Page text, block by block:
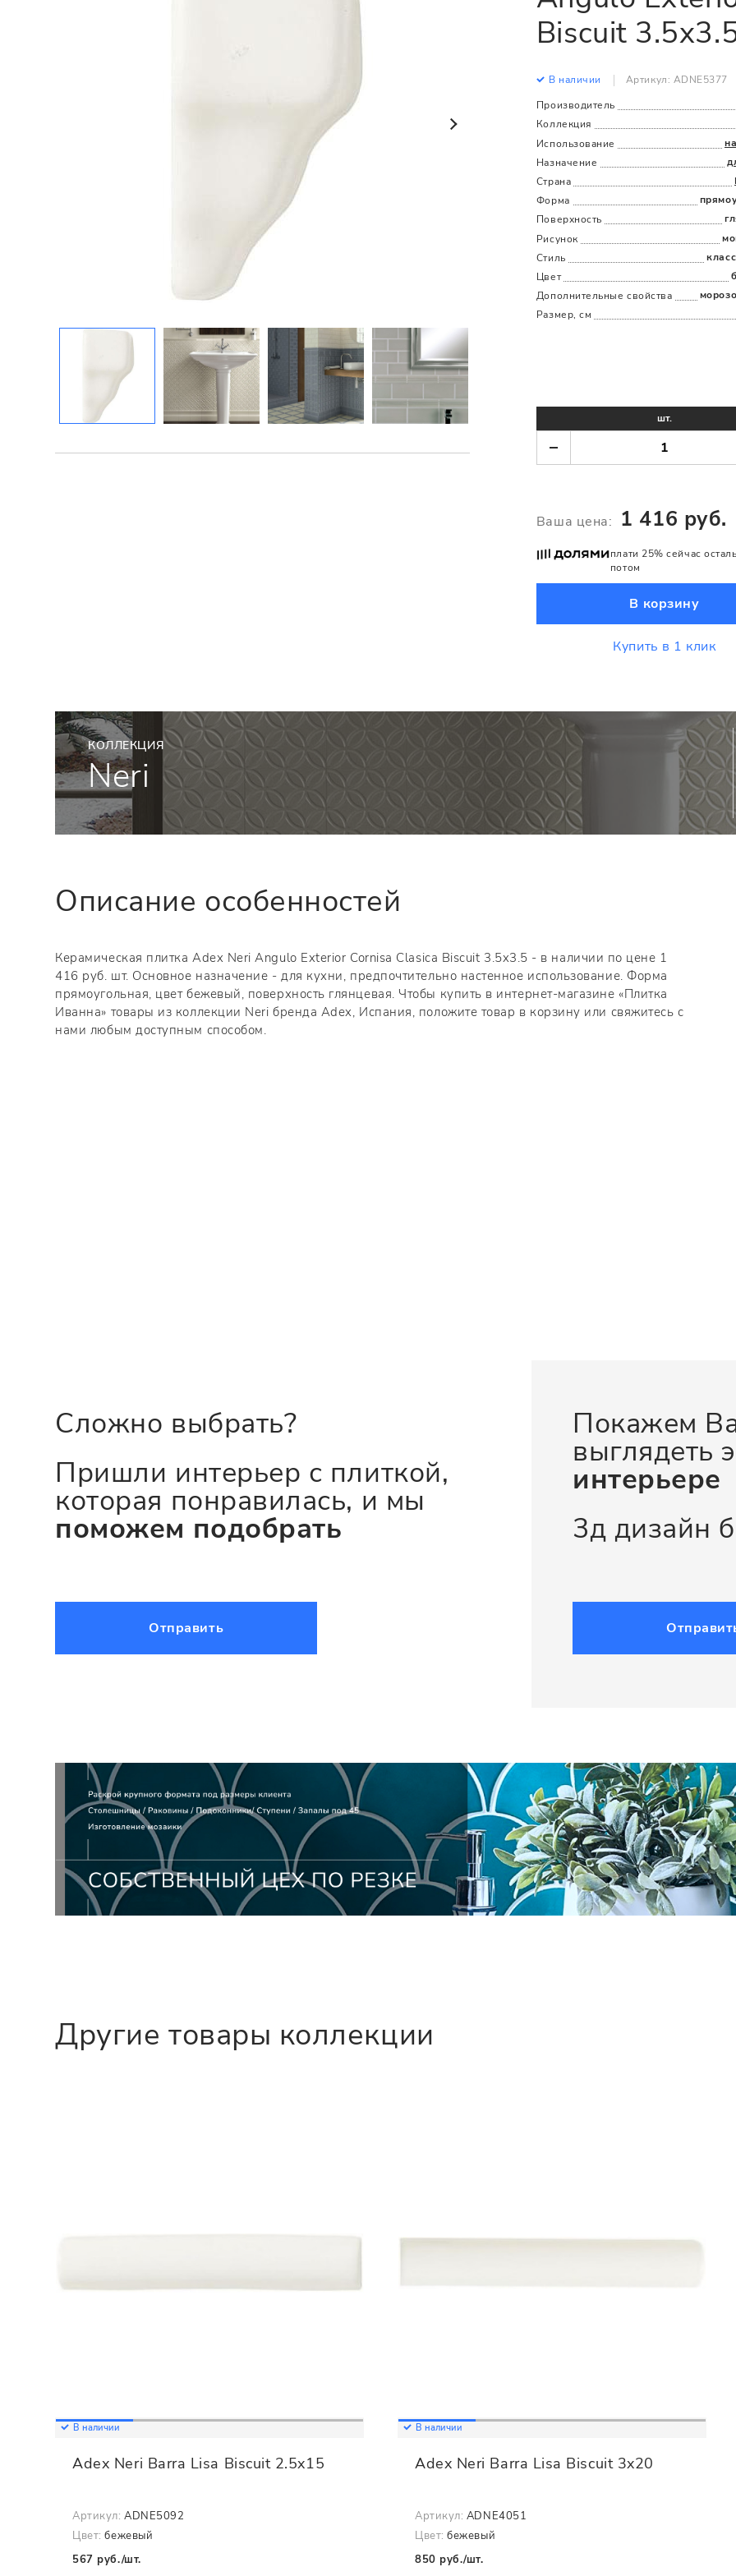
Все
Biscuit
В наличии
Артикул: ADNE5377
Производитель
Коллекция
Использование
Назначение
Страна
Форма
Поверхность
Рисунок
Стиль
Цвет
Дополнительные cвойства
Размер, см
шт.
Ваша цена: 1 416 руб.
плати 25% сейчас
потом
В корзину
Купить в 1 клик
КОЛЛЕКЦИЯ
Neri
Описание особенностей
Керамическая плитка Adex Neri Angulo Exterior Cornisa Clasica Biscuit 3.5x3.5 - в наличии по цене 1
416 руб. шт. Основное назначение - для кухни, предпочтительно настенное использование. Форма
прямоугольная, цвет бежевый, поверхность глянцевая. Чтобы купить в интернет-магазине «Плитка
Иванна» товары из коллекции Neri бренда Adex, Испания, положите товар в корзину или свяжитесь с
нами любым доступным способом.
Сложно выбрать?
Пришли интерьер с плиткой,
которая понравилась, и мы
поможем подобрать
Отправить
Покажем
выглядеть
интерьере
3д дизайн
Другие товары коллекции
В наличии
Adex Neri Barra Lisa Biscuit 2.5x15
Артикул: ADNE5092
Цвет: бежевый
567 руб./шт.
В наличии
Adex Neri Barra Lisa Biscuit 3x20
Артикул: ADNE4051
Цвет: бежевый
850 руб./шт.